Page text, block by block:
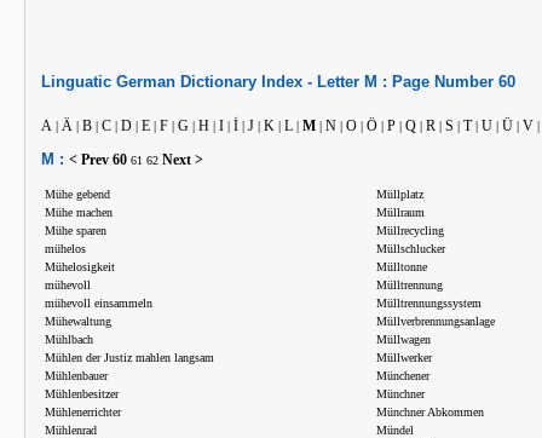
Linguatic German Dictionary Index - Letter M : Page Number 60
A | Ä | B | C | D | E | F | G | H | I | İ | J | K | L | M | N | O | Ö | P | Q | R | S | T| U | Ü | V |
M : < Prev 60 61 62 Next >
Mühe gebend
Mühe machen
Mühe sparen
mühelos
Mühelosigkeit
mühevoll
mühevoll einsammeln
Mühewaltung
Mühlbach
Mühlen der Justiz mahlen langsam
Mühlenbauer
Mühlenbesitzer
Mühlenerrichter
Mühlenrad
Müllplatz
Müllraum
Müllrecycling
Müllschlucker
Mülltonne
Mülltrennung
Mülltrennungssystem
Müllverbrennungsanlage
Müllwagen
Müllwerker
Münchener
Münchner
Münchner Abkommen
Mündel